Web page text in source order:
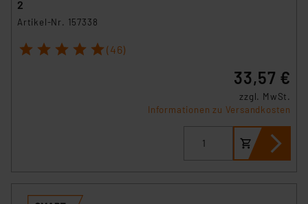
2
Artikel-Nr. 157338
1 2 3 4 5 (46)
33,57 €
zzgl. MwSt.
Informationen zu Versandkosten